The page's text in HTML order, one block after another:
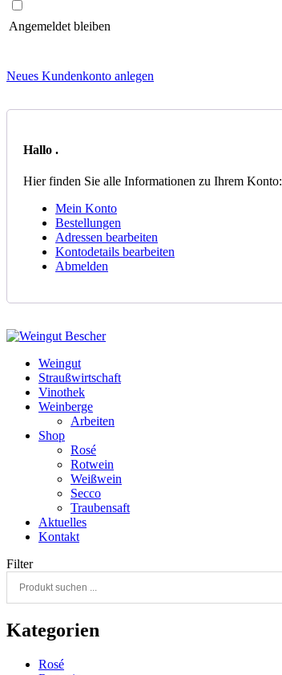
Angemeldet bleiben
Neues Kundenkonto anlegen
Hallo .
Hier finden Sie alle Informationen zu Ihrem Konto:
Mein Konto
Bestellungen
Adressen bearbeiten
Kontodetails bearbeiten
Abmelden
Weingut
Straußwirtschaft
Vinothek
Weinberge
Arbeiten
Shop
Rosé
Rotwein
Weißwein
Secco
Traubensaft
Aktuelles
Kontakt
Filter
Kategorien
Rosé